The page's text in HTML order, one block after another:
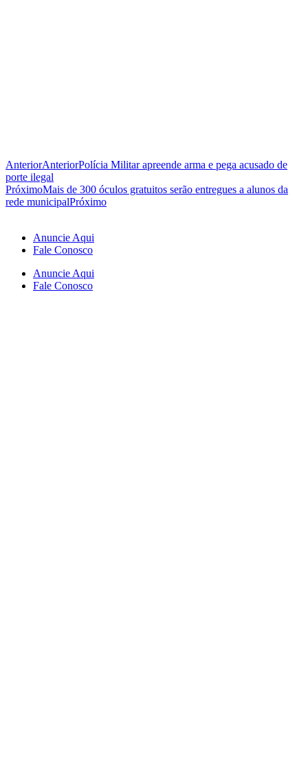
AnteriorAnteriorPolícia Militar apreende arma e pega acusado de
porte ilegal
PróximoMais de 300 óculos gratuitos serão entregues a alunos da
rede municipalPróximo
Anuncie Aqui
Fale Conosco
Anuncie Aqui
Fale Conosco